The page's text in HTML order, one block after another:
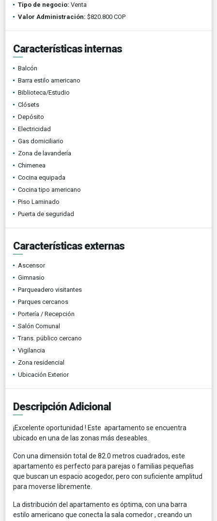
Tipo de negocio: Venta
Valor Administración: $820.800 COP
Características internas
Balcón
Barra estilo americano
Biblioteca/Estudio
Clósets
Depósito
Electricidad
Gas domiciliario
Zona de lavandería
Chimenea
Cocina equipada
Cocina tipo americano
Piso Laminado
Puerta de seguridad
Características externas
Ascensor
Gimnasio
Parqueadero visitantes
Parques cercanos
Portería / Recepción
Salón Comunal
Trans. público cercano
Vigilancia
Zona residencial
Ubicación Exterior
Descripción Adicional
¡Excelente oportunidad ! Este apartamento se encuentra
ubicado en una de las zonas más deseables.
Con una dimensión total de 82.0 metros cuadrados, este
apartamento es perfecto para parejas o familias pequeñas
que buscan un espacio acogedor, pero con suficiente amplitud
para moverse libremente.
La distribución del apartamento es óptima, con una barra
estilo americano que conecta la sala comedor , creando un